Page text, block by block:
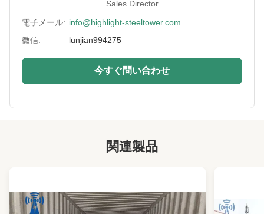
Certification: SGS, CE, ISO
Warranty: 15年
Surface
HDGとかペイントとか
Protection:
最低20年
Maintenance: 低コスト
Sales Director
電子メール: info@highlight-steeltower.com
微信:
lunjian994275
今すぐ問い合わせ
関連製品